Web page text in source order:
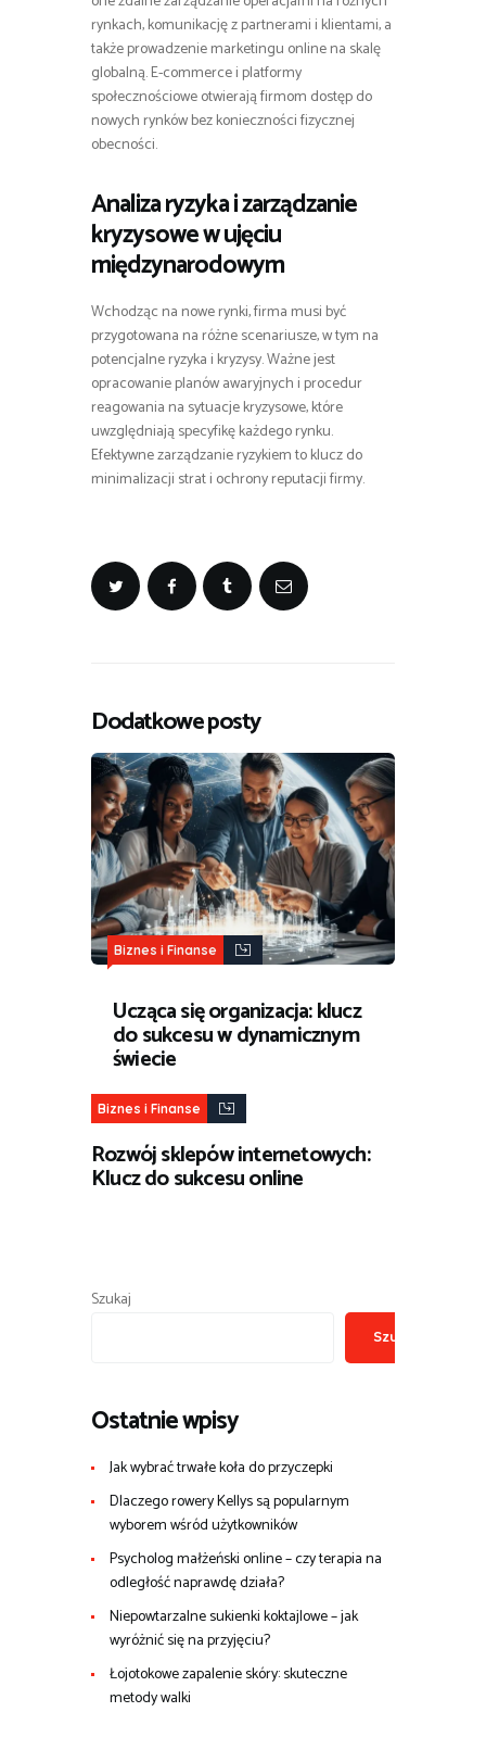
rynkach, komunikację z partnerami i klientami, a
także prowadzenie marketingu online na skalę
globalną. E-commerce i platformy
społecznościowe otwierają firmom dostęp do
nowych rynków bez konieczności fizycznej
obecności.
Analiza ryzyka i zarządzanie
kryzysowe w ujęciu
międzynarodowym
Wchodząc na nowe rynki, firma musi być
przygotowana na różne scenariusze, w tym na
potencjalne ryzyka i kryzysy. Ważne jest
opracowanie planów awaryjnych i procedur
reagowania na sytuacje kryzysowe, które
uwzględniają specyfikę każdego rynku.
Efektywne zarządzanie ryzykiem to klucz do
minimalizacji strat i ochrony reputacji firmy.
Dodatkowe posty
Biznes i Finanse
Ucząca się organizacja: klucz
do sukcesu w dynamicznym
świecie
Biznes i Finanse
Rozwój sklepów internetowych:
Klucz do sukcesu online
Szukaj
Szukaj
Ostatnie wpisy
Jak wybrać trwałe koła do przyczepki
Dlaczego rowery Kellys są popularnym
wyborem wśród użytkowników
Psycholog małżeński online – czy terapia na
odległość naprawdę działa?
Niepowtarzalne sukienki koktajlowe – jak
wyróżnić się na przyjęciu?
Łojotokowe zapalenie skóry: skuteczne
metody walki